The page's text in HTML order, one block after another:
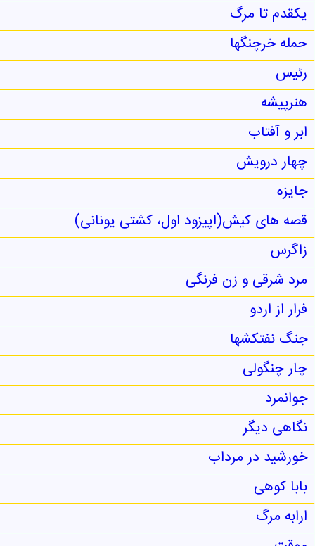
یکقدم تا مرگ
حمله خرچنگها
رئیس
هنرپیشه
ابر و آفتاب
چهار درویش
جایزه
قصه های کیش(اپیزود اول، کشتی یونانی)
زاگرس
مرد شرقی و زن فرنگی
فرار از اردو
جنگ نفتکشها
چار چنگولی
جوانمرد
نگاهی دیگر
خورشید در مرداب
بابا کوهی
ارابه مرگ